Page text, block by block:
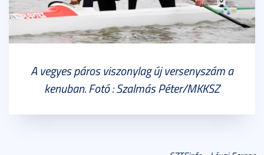
A vegyes páros viszonylag új versenyszám a
kenuban. Fotó : Szalmás Péter/MKKSZ